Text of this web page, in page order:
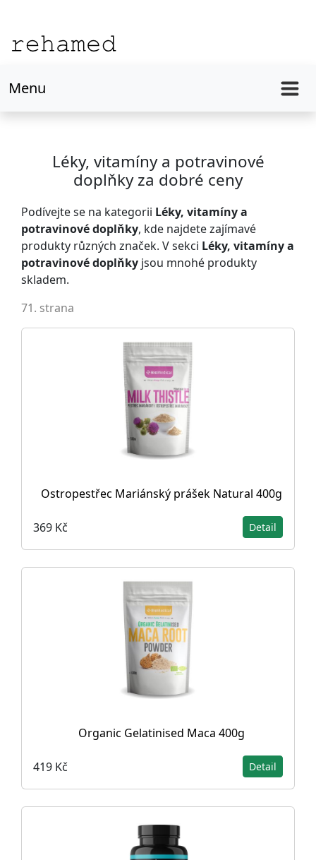
Menu
Léky, vitamíny a potravinové
doplňky za dobré ceny
Podívejte se na kategorii Léky, vitamíny a
potravinové doplňky, kde najdete zajímavé
produkty různých značek. V sekci Léky, vitamíny a
potravinové doplňky jsou mnohé produkty
skladem.
71. strana
Ostropestřec Mariánský prášek Natural 400g
369 Kč Detail
Organic Gelatinised Maca 400g
419 Kč Detail